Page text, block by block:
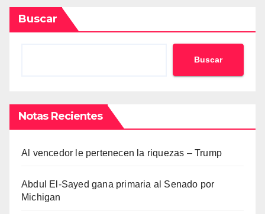
Buscar
Buscar
Notas Recientes
Al vencedor le pertenecen la riquezas – Trump
Abdul El-Sayed gana primaria al Senado por
Michigan